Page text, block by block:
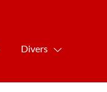
Divers